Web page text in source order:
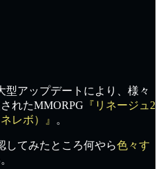
型アップデート により、様々
れたMMORPG 『リネージュ2
レボ）』
。
してみたところ何やら色々す